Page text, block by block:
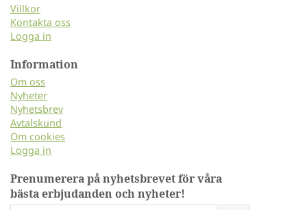
Villkor
Kontakta oss
Logga in
Information
Om oss
Nyheter
Nyhetsbrev
Avtalskund
Om cookies
Logga in
Prenumerera på nyhetsbrevet för våra
bästa erbjudanden och nyheter!